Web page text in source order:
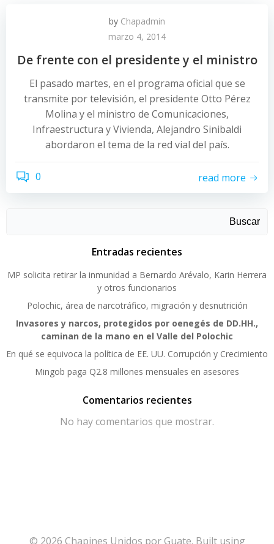
by Chapadmin
marzo 4, 2014
De frente con el presidente y el ministro
El pasado martes, en el programa oficial que se
transmite por televisión, el presidente Otto Pérez
Molina y el ministro de Comunicaciones,
Infraestructura y Vivienda, Alejandro Sinibaldi
abordaron el tema de la red vial del país.
0 read more
Buscar
Entradas recientes
MP solicita retirar la inmunidad a Bernardo Arévalo, Karin Herrera
y otros funcionarios
Polochic, área de narcotráfico, migración y desnutrición
Invasores y narcos, protegidos por oenegés de DD.HH.,
caminan de la mano en el Valle del Polochic
En qué se equivoca la política de EE. UU. Corrupción y Crecimiento
Mingob paga Q2.8 millones mensuales en asesores
Comentarios recientes
No hay comentarios que mostrar.
© 2026 Chapines Unidos por Guate. Built using